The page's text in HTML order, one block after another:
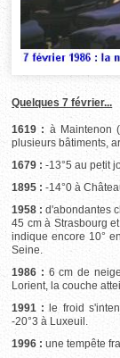
Quelques 7 février...
1619 : à Maintenon
plusieurs bâtiments,
1679 : -13°5 au petit
1895 : -14°0 à
1958 : d'abondantes
45 cm à Strasbourg
indique encore 10°
Seine.
1986 : 6 cm de
Lorient, la couche
1991 : le froid
-20°3 à Luxeuil.
1996 : une tempête